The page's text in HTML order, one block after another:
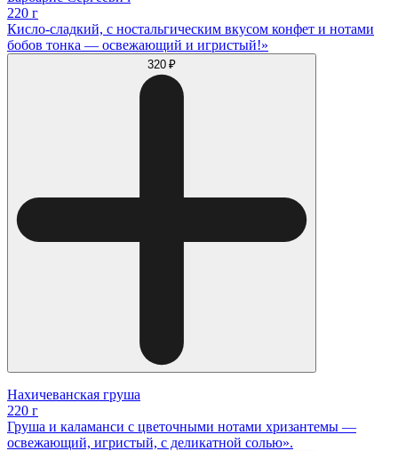
220 г
Кисло‐сладкий, с ностальгическим вкусом конфет и нотами
бобов тонка — освежающий и игристый!»
320 ₽
Нахичеванская груша
220 г
Груша и каламанси с цветочными нотами хризантемы —
освежающий, игристый, с деликатной солью».